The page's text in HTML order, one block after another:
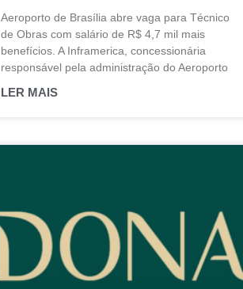
Aeroporto de Brasília abre vaga para Técnico
de Obras com salário de R$ 4,7 mil mais
benefícios. A Inframerica, concessionária
responsável pela administração do Aeroporto
LER MAIS